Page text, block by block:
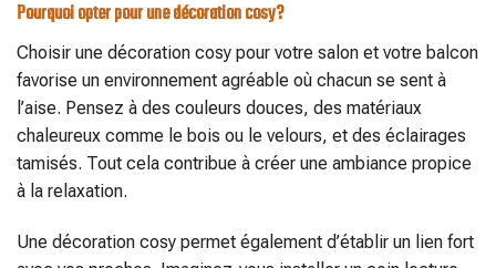
Pourquoi opter pour une décoration cosy?
Choisir une décoration cosy pour votre salon et votre balcon
favorise un environnement agréable où chacun se sent à
l’aise. Pensez à des couleurs douces, des matériaux
chaleureux comme le bois ou le velours, et des éclairages
tamisés. Tout cela contribue à créer une ambiance propice
à la relaxation.
Une décoration cosy permet également d’établir un lien fort